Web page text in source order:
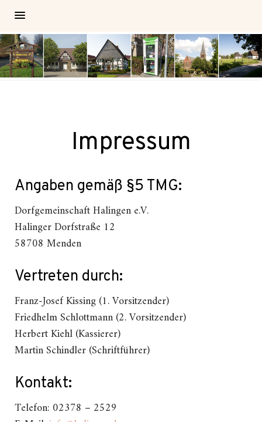
Impressum
Angaben gemäß §5 TMG:
Dorfgemeinschaft Halingen e.V.
Halinger Dorfstraße 12
58708 Menden
Vertreten durch:
Franz-Josef Kissing (1. Vorsitzender)
Friedhelm Schlottmann (2. Vorsitzender)
Herbert Kiehl (Kassierer)
Martin Schindler (Schriftführer)
Kontakt:
Telefon: 02378 – 2529